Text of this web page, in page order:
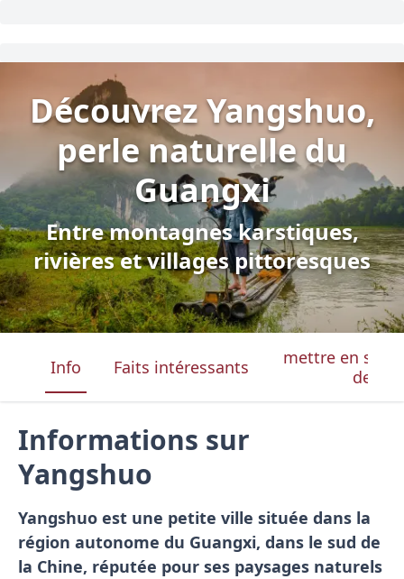
Découvrez Yangshuo,
perle naturelle du
Guangxi
Entre montagnes karstiques,
rivières et villages pittoresques
Info Faits intéressants
mettre en
de la
Informations sur
Yangshuo
Yangshuo est une petite ville située dans la
région autonome du Guangxi, dans le sud de
la Chine, réputée pour ses paysages naturels